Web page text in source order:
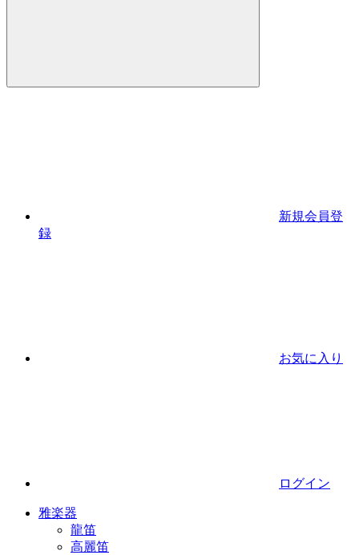
新規会員登
録
お気に入り
ログイン
雅楽器
龍笛
高麗笛